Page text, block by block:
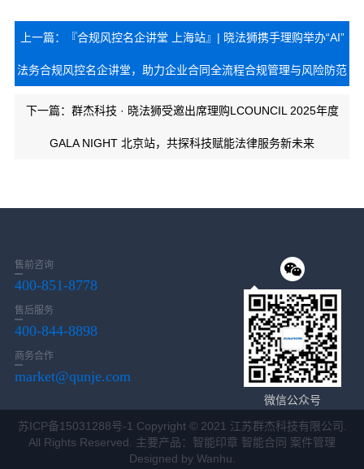
上一篇：『合规风控名企讲堂 上海站』| 晓法狮携手理购举办“AI”
法务合规风控名企讲堂，助力企业合同全流程合规管理与风险防范
下一篇：群杰科技 · 晓法狮受邀出席理购LCOUNCIL 2025年度
GALA NIGHT 北京站，共探科技赋能法律服务新未来
售前咨询
400-851-8778
售后服务
400-844-8898
商务合作
market@qunje.com
微信公众号
苏ICP备15031288号-1 Copyright © 2021 江苏群杰科技有限公司.
All Rights Reserved. 主要产品：智能印章 智能合同 案件管理
Designed by Wanhu